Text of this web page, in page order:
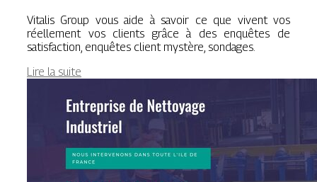
Vitalis Group vous aide à savoir ce que vivent vos
réellement vos clients grâce à des enquêtes de
satisfaction, enquêtes client mystère, sondages.
Lire la suite